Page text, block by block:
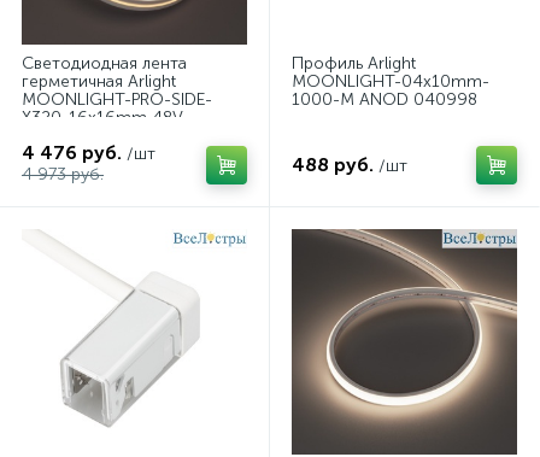
Светодиодная лента
герметичная Arlight
MOONLIGHT-PRO-SIDE-
X320-16x16mm 48V
30m, wire x2) (Вывод
боковой) 057644
4 476 руб. /шт
4 973 руб.
Профиль Arlight
MOONLIGHT-04x10mm-
1000-M ANOD 040998
488 руб. /шт